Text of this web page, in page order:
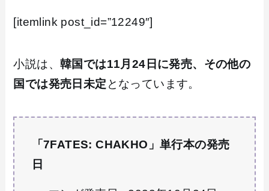
[itemlink post_id=”12249″]
小説は、韓国では11月24日に発売、その他の
国では発売日未定 となっています。
「7FATES: CHAKHO」単行本の発売
日